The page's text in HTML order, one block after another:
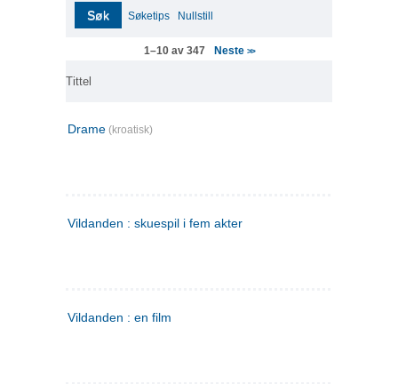
Søk Søketips Nullstill
1–10 av 347 Neste >>
Tittel
Drame (kroatisk)
Vildanden : skuespil i fem akter
Vildanden : en film